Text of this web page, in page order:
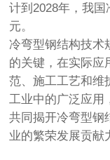
计到2028年，我
元。
冷弯型钢结构技术
的关键，在实际应
范、施工工艺和维
工业中的广泛应用
共同揭开冷弯型钢
业的繁荣发展贡献